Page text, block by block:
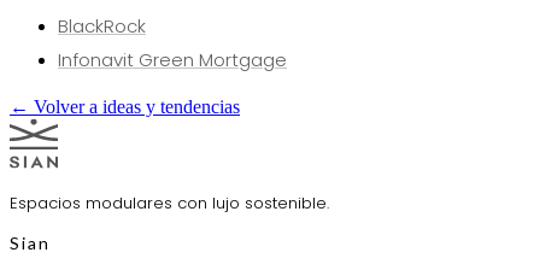
BlackRock
Infonavit Green Mortgage
← Volver a ideas y tendencias
Espacios modulares con lujo sostenible.
Sian